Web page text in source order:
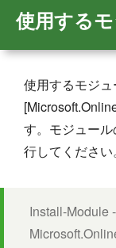
使用する
使用するモジ
す。モジュー
行してください。
Install-Module